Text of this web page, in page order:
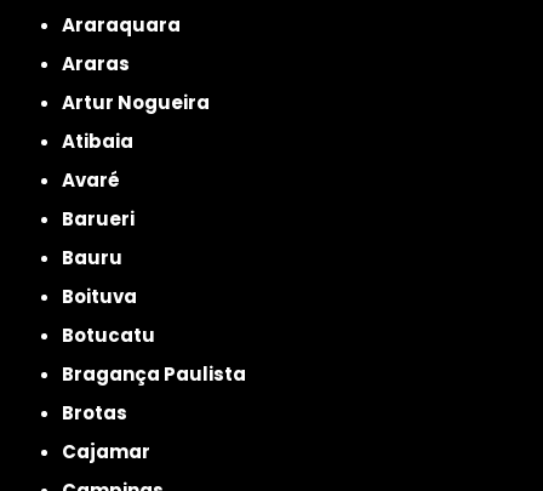
Araraquara
Araras
Artur Nogueira
Atibaia
Avaré
Barueri
Bauru
Boituva
Botucatu
Bragança Paulista
Brotas
Cajamar